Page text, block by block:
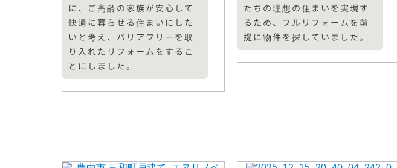
に、ご高齢の家族が安心して
快適に暮らせる住まいにした
いと考え、バリアフリーを取
り入れたリフォームをするこ
とにしました。
たちの理想の住まいを実現す
るため、フルリフォームを前
提に物件を探していました。